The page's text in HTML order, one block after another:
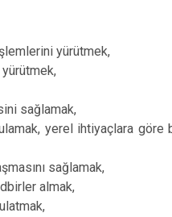
yürütmek,
sağlamak,
yerel ihtiyaçlara
sağlamak,
almak,